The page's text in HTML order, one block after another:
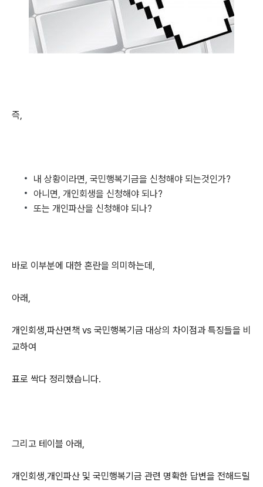
즉,
내 상황이라면, 국민행복기금을 신청해야 되는것인가?
아니면, 개인회생을 신청해야 되나?
또는 개인파산을 신청해야 되나?
바로 이부분에 대한 혼란을 의미하는데,
아래,
개인회생,파산면책 vs 국민행복기금 대상의 차이점과 특징들을 비
교하여
표로 싹다 정리했습니다.
그리고 테이블 아래,
개인회생,개인파산 및 국민행복기금 관련 명확한 답변을 전해드릴